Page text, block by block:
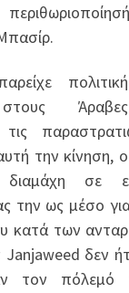
την κίνηση,
σε
την ως μέσο
κατά των
δεν
τον πόλεμό